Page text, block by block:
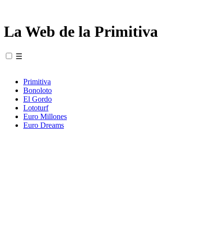
La Web de la Primitiva
☰
Primitiva
Bonoloto
El Gordo
Lototurf
Euro Millones
Euro Dreams